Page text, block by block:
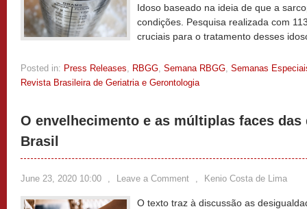
Idoso baseado na ideia de que a
condições. Pesquisa realizada com
cruciais para o tratamento desses
Posted in: Press Releases, RBGG, Semana RBGG, Semanas
Revista Brasileira de Geriatria e Gerontologia
O envelhecimento e as múltiplas faces das
Brasil
June 23, 2020 10:00 , Leave a Comment , Kenio Costa de Lima
O texto traz à discussão as